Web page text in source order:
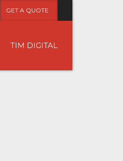
GET A QUOTE
TIM DIGITAL